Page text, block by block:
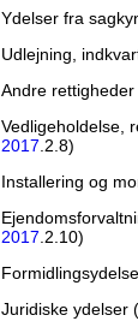
Ydelser fra
Udlejning,
Andre
Vedligeholdelse,
2017 .2.8)
Installering og
2017 .2.10)
Juridiske ydelser (